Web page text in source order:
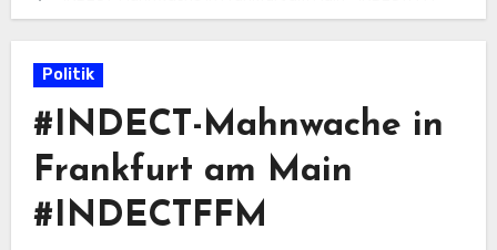
Politik
#INDECT-Mahnwache in
Frankfurt am Main
#INDECTFFM